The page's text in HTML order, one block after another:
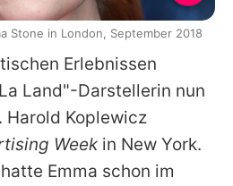
Erlebnissen
Land"-Darstellerin nun
Harold Koplewicz
Weekin New York.
Emma schon im
Stone in London, September 2018